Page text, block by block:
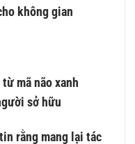
không gian
mã não xanh
sở hữu
rằng mang lại tác